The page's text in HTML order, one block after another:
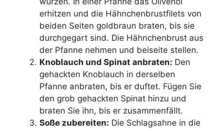
erhitzen und die Hähnchenbrustfilets von
beiden Seiten goldbraun braten, bis sie
durchgegart sind. Die Hähnchenbrust aus
der Pfanne nehmen und beiseite stellen.
Knoblauch und Spinat anbraten: Den
gehackten Knoblauch in derselben
Pfanne anbraten, bis er duftet. Fügen Sie
den grob gehackten Spinat hinzu und
braten Sie ihn, bis er zusammenfällt.
Soße zubereiten: Die Schlagsahne in die